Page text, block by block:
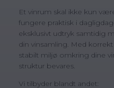
Et vinrum skal ikke kun
fungere praktisk i
eksklusivt udtryk samtidig
din vinsamling. Med
stabilt miljø omkring dine
struktur bevares.
Vi tilbyder blandt andet: